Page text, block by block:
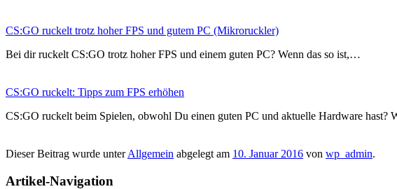
CS:GO ruckelt trotz hoher FPS und gutem PC (Mikroruckler)
Bei dir ruckelt CS:GO trotz hoher FPS und einem guten PC? Wenn das so ist,…
CS:GO ruckelt: Tipps zum FPS erhöhen
CS:GO ruckelt beim Spielen, obwohl Du einen guten PC und aktuelle Hardware hast?
Dieser Beitrag wurde unterAllgemein abgelegt am 10. Januar 2016 von wp_admin.
Artikel-Navigation